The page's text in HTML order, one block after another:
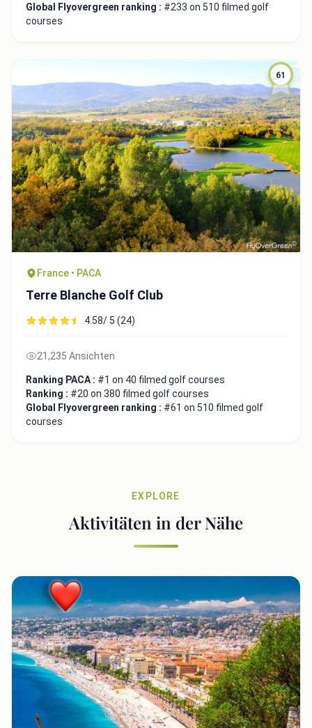
Global Flyovergreen ranking : #233 on 510 filmed golf
courses
61
France • PACA
Terre Blanche Golf Club
4.58/ 5 (24)
21,235 Ansichten
Ranking PACA : #1 on 40 filmed golf courses
Ranking : #20 on 380 filmed golf courses
Global Flyovergreen ranking : #61 on 510 filmed golf
courses
EXPLORE
Aktivitäten in der Nähe